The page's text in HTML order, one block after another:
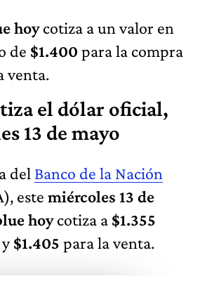
hoycotiza a un valor en
de $1.400 para la compra
venta.
el dólar oficial,
13 de mayo
del Banco de la Nación
este miércoles 13 de
hoycotiza a $1.355
$1.405 para la venta.